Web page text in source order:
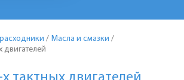
/ Масла и смазки /
двигателей